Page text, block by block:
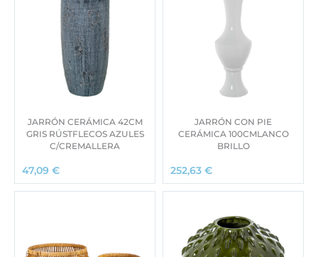
JARRÓN CERÁMICA 42CM
GRIS RÚSTFLECOS AZULES
C/CREMALLERA
47,09 €
JARRÓN CON PIE
CERÁMICA 100CMLANCO
BRILLO
252,63 €